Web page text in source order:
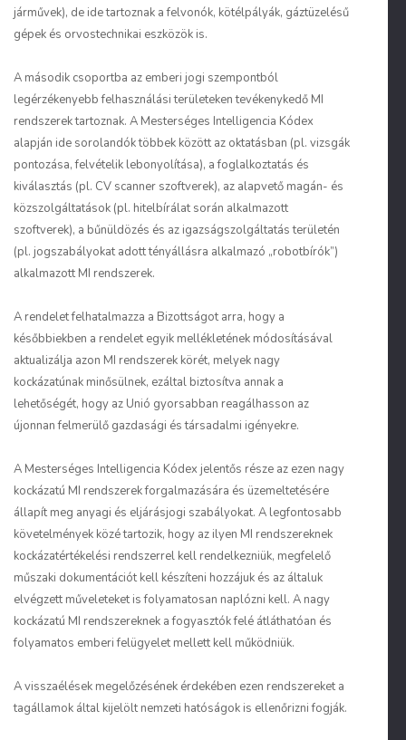
járművek), de ide tartoznak a felvonók, kötélpályák, gáztüzelésű
gépek és orvostechnikai eszközök is.
A második csoportba az emberi jogi szempontból
legérzékenyebb felhasználási területeken tevékenykedő MI
rendszerek tartoznak. A Mesterséges Intelligencia Kódex
alapján ide sorolandók többek között az oktatásban (pl. vizsgák
pontozása, felvételik lebonyolítása), a foglalkoztatás és
kiválasztás (pl. CV scanner szoftverek), az alapvető magán- és
közszolgáltatások (pl. hitelbírálat során alkalmazott
szoftverek), a bűnüldözés és az igazságszolgáltatás területén
(pl. jogszabályokat adott tényállásra alkalmazó „robotbírók”)
alkalmazott MI rendszerek.
A rendelet felhatalmazza a Bizottságot arra, hogy a
későbbiekben a rendelet egyik mellékletének módosításával
aktualizálja azon MI rendszerek körét, melyek nagy
kockázatúnak minősülnek, ezáltal biztosítva annak a
lehetőségét, hogy az Unió gyorsabban reagálhasson az
újonnan felmerülő gazdasági és társadalmi igényekre.
A Mesterséges Intelligencia Kódex jelentős része az ezen nagy
kockázatú MI rendszerek forgalmazására és üzemeltetésére
állapít meg anyagi és eljárásjogi szabályokat. A legfontosabb
követelmények közé tartozik, hogy az ilyen MI rendszereknek
kockázatértékelési rendszerrel kell rendelkezniük, megfelelő
műszaki dokumentációt kell készíteni hozzájuk és az általuk
elvégzett műveleteket is folyamatosan naplózni kell. A nagy
kockázatú MI rendszereknek a fogyasztók felé átláthatóan és
folyamatos emberi felügyelet mellett kell működniük.
A visszaélések megelőzésének érdekében ezen rendszereket a
tagállamok által kijelölt nemzeti hatóságok is ellenőrizni fogják.